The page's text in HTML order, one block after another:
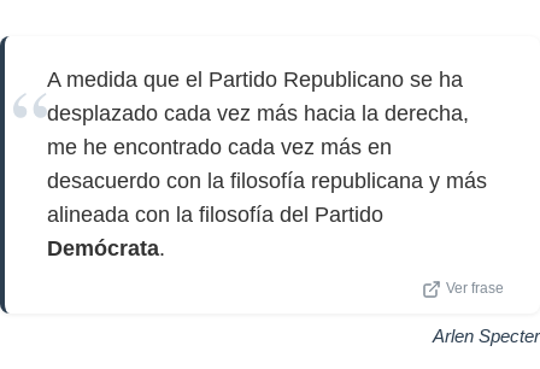
A medida que el Partido Republicano se ha
desplazado cada vez más hacia la derecha,
me he encontrado cada vez más en
desacuerdo con la filosofía republicana y más
alineada con la filosofía del Partido
Demócrata.
Ver frase
Arlen Specter